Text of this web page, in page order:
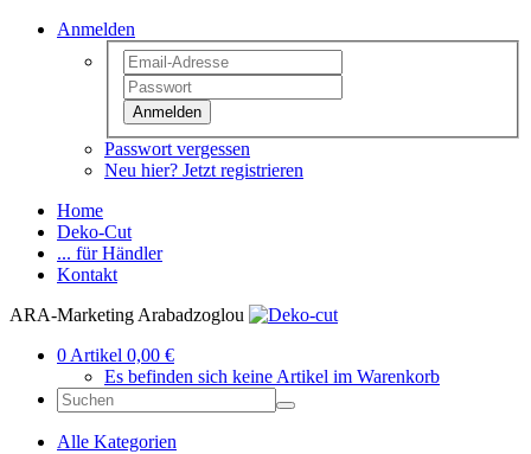
Anmelden
Anmelden
Passwort vergessen
Neu hier? Jetzt registrieren
Home
Deko-Cut
... für Händler
Kontakt
ARA-Marketing Arabadzoglou
0 Artikel 0,00 €
Es befinden sich keine Artikel im Warenkorb
Alle Kategorien